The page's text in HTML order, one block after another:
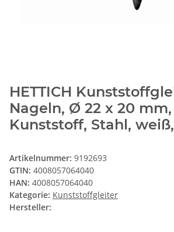
HETTICH
Nageln, Ø 22 x 20 mm,
Kunststoff, Stahl,
Artikelnummer: 9192693
GTIN: 4008057064040
HAN: 4008057064040
Kategorie: Kunststoffgleiter
Hersteller: